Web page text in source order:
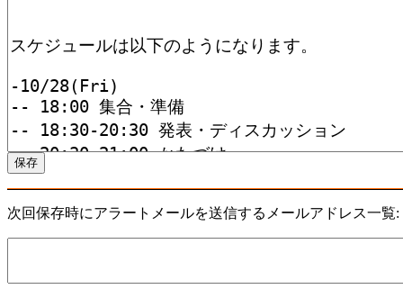
次回保存時にアラートメールを送信するメールアドレス一覧: